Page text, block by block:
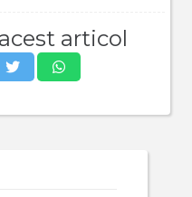
articol